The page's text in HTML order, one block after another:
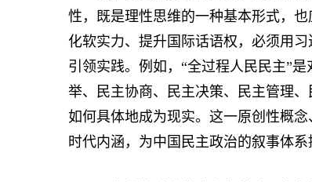
性，既是理性思维的一种基本形式，
化软实力、提升国际话语权，必须用
引领实践。例如，“全过程人民民主”
举、民主协商、民主决策、民主管理
如何具体地成为现实。这一原创性概
时代内涵，为中国民主政治的叙事体系